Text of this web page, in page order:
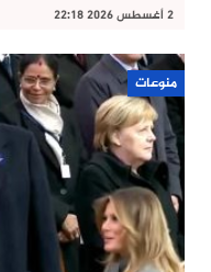
2 أغسطس 2026 22:18
منوعات